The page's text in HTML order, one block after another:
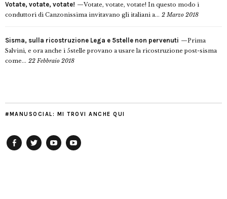
Votate, votate, votate!
Votate, votate, votate! In questo modo i
conduttori di Canzonissima invitavano gli italiani a... 2 Marzo 2018
Sisma, sulla ricostruzione Lega e 5stelle non pervenuti
Prima
Salvini, e ora anche i 5stelle provano a usare la ricostruzione post-sisma
come... 22 Febbraio 2018
#MANUSOCIAL: MI TROVI ANCHE QUI